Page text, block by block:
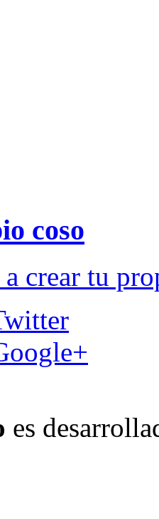
coso
a crear tu
es